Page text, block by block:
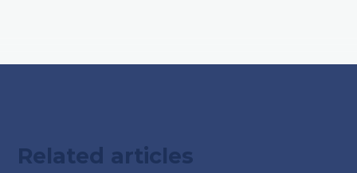
Related articles